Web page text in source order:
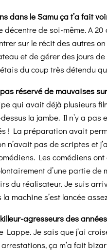
dans le Samu ça t’a fait
de soi-même. A
sur le récit des autres
et de gérer des jours
du coup très détendu
réservé de mauvaises
qui avait déjà plusieurs
la jambe. Il n’y a pas
! La préparation avait
n’avait pas de scriptes et
Les comédiens
d’une partie de
du réalisateur. Je suis
machine s’est lancée
agresseurs des
Lappe. Je sais que j’ai
ça m’a fait